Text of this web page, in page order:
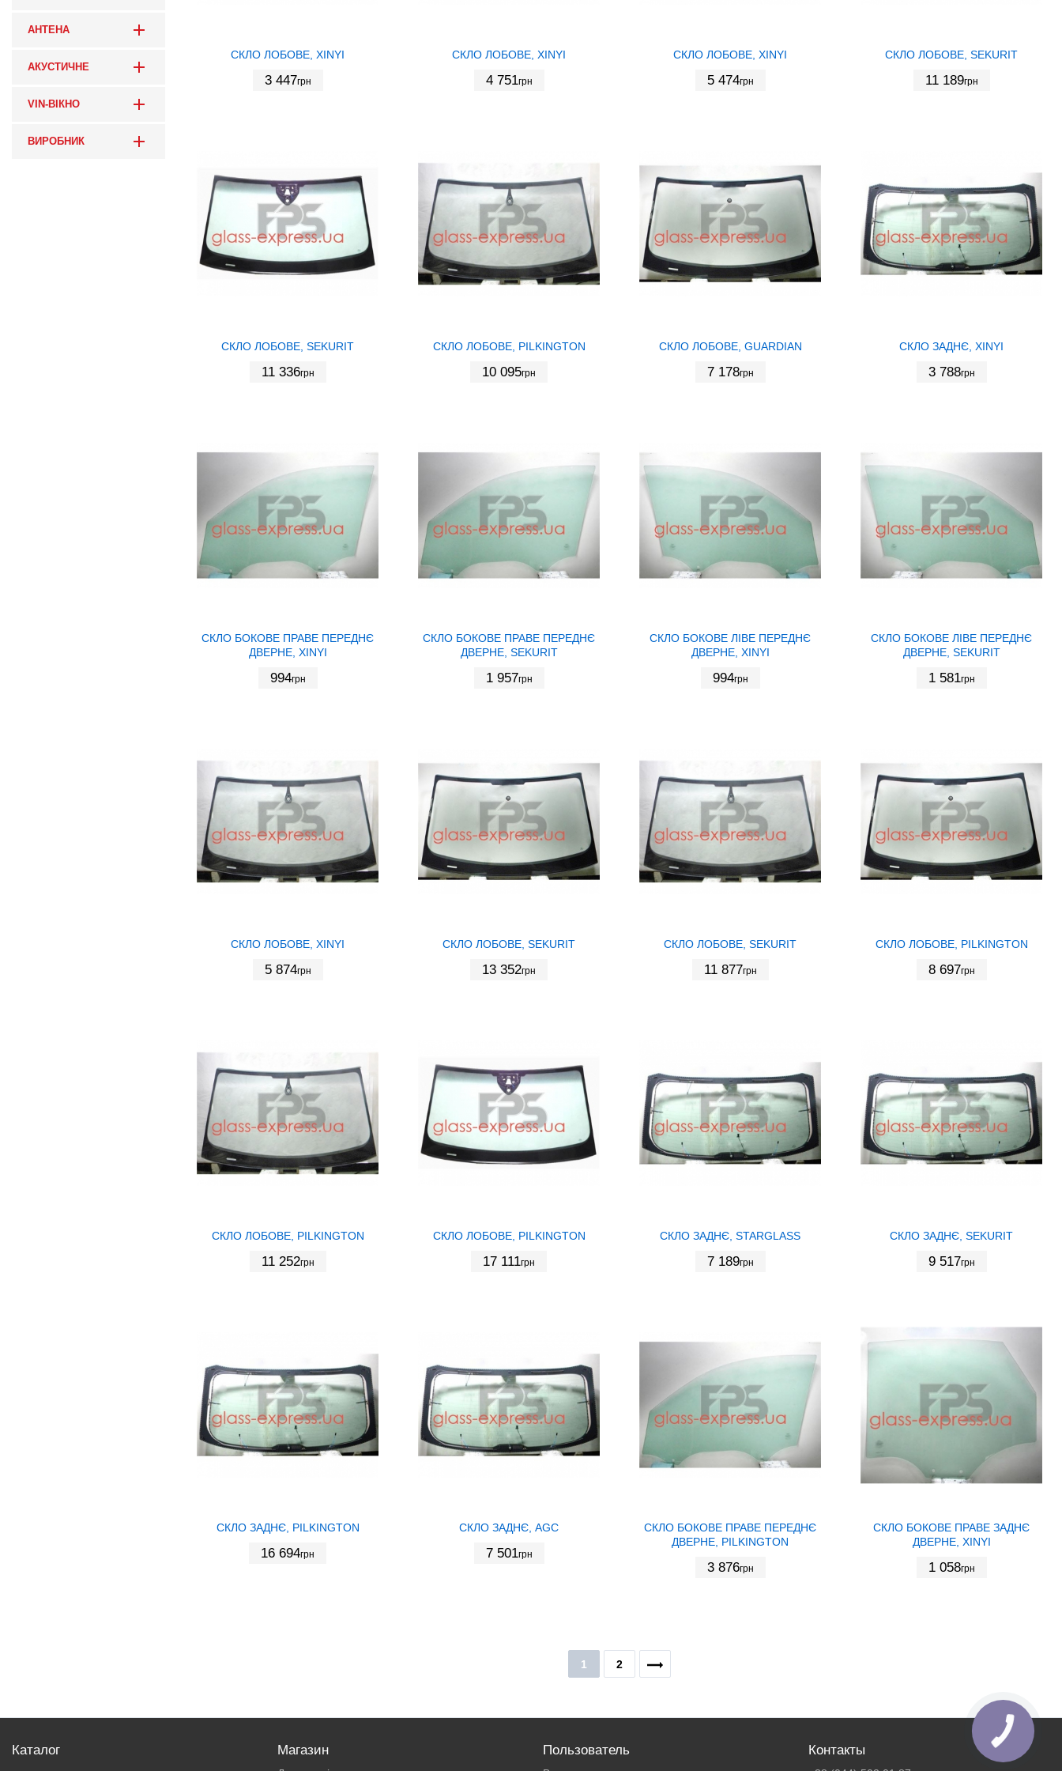
АНТЕНА
АКУСТИЧНЕ
VIN-ВІКНО
ВИРОБНИК
СКЛО ЛОБОВЕ, XINYI
3 447грн
СКЛО ЛОБОВЕ, XINYI
4 751грн
СКЛО ЛОБОВЕ, XINYI
5 474грн
СКЛО ЛОБОВЕ, SEKURIT
11 189грн
СКЛО ЛОБОВЕ, SEKURIT
11 336грн
СКЛО ЛОБОВЕ, PILKINGTON
10 095грн
СКЛО ЛОБОВЕ, GUARDIAN
7 178грн
СКЛО ЗАДНЄ, XINYI
3 788грн
СКЛО БОКОВЕ ПРАВЕ ПЕРЕДНЄ
ДВЕРНЕ, XINYI
994грн
СКЛО БОКОВЕ ПРАВЕ ПЕРЕДНЄ
ДВЕРНЕ, SEKURIT
1 957грн
СКЛО БОКОВЕ ЛІВЕ ПЕРЕДНЄ
ДВЕРНЕ, XINYI
994грн
СКЛО БОКОВЕ ЛІВЕ ПЕРЕДНЄ
ДВЕРНЕ, SEKURIT
1 581грн
СКЛО ЛОБОВЕ, XINYI
5 874грн
СКЛО ЛОБОВЕ, SEKURIT
13 352грн
СКЛО ЛОБОВЕ, SEKURIT
11 877грн
СКЛО ЛОБОВЕ, PILKINGTON
8 697грн
СКЛО ЛОБОВЕ, PILKINGTON
11 252грн
СКЛО ЛОБОВЕ, PILKINGTON
17 111грн
СКЛО ЗАДНЄ, STARGLASS
7 189грн
СКЛО ЗАДНЄ, SEKURIT
9 517грн
СКЛО ЗАДНЄ, PILKINGTON
16 694грн
СКЛО ЗАДНЄ, AGC
7 501грн
СКЛО БОКОВЕ ПРАВЕ ПЕРЕДНЄ
ДВЕРНЕ, PILKINGTON
3 876грн
СКЛО БОКОВЕ ПРАВЕ ЗАДНЄ
ДВЕРНЕ, XINYI
1 058грн
1 2
Каталог Магазин Пользователь Контакты